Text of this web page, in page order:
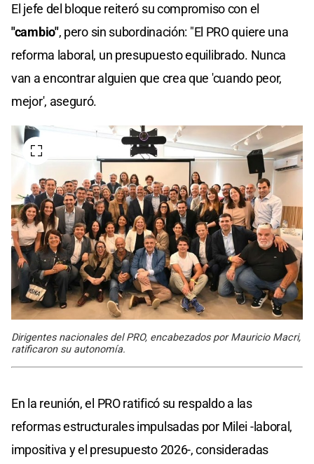
El jefe del bloque reiteró su compromiso con el
"cambio", pero sin subordinación: "El PRO quiere una
reforma laboral, un presupuesto equilibrado. Nunca
van a encontrar alguien que crea que 'cuando peor,
mejor', aseguró.
Dirigentes nacionales del PRO, encabezados por Mauricio Macri,
ratificaron su autonomía.
En la reunión, el PRO ratificó su respaldo a las
reformas estructurales impulsadas por Milei -laboral,
impositiva y el presupuesto 2026-, consideradas